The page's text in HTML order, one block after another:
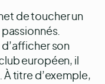
de toucher un
son
européen, il
À titre d’exemple,